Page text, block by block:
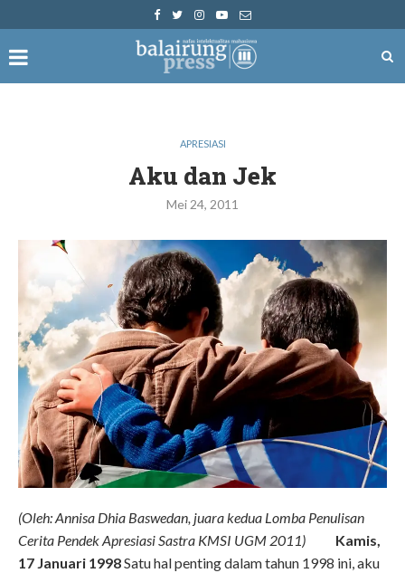
APRESIASI
Aku dan Jek
Mei 24, 2011
(Oleh: Annisa Dhia Baswedan, juara kedua Lomba Penulisan
Cerita Pendek Apresiasi Sastra KMSI UGM 2011)
Kamis,
17 Januari 1998Satu hal penting dalam tahun 1998 ini, aku